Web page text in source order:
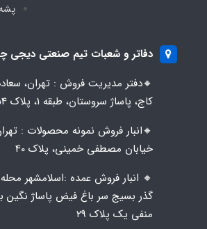
دفاتر و شعبات تیم صنعتی دیجی
🔸️​​دفتر مدیریت فروش : تهران،
کاج، پاساژ سروستان، طبقه 1، پلاک 54
🔸️​​انبار فروش نمونه محصولات :
خیابان مصطفی خمینی، پلاک 40
🔸️ انبار فروش عمده :اسلامشهر محله
گذر بسیج سر باغ فیض پاساژ نگین
منفی یک پلاک ۲۹